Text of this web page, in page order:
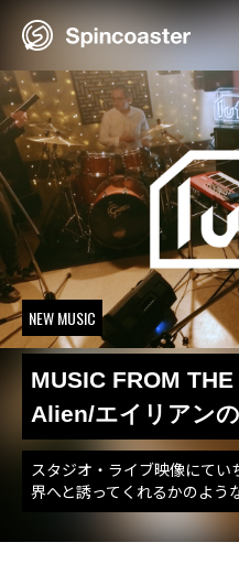
NEW MUSIC
MUSIC FROM
Alien/エイリアン
スタジオ・ライブ映像にて
界へと誘ってくれるかのよう